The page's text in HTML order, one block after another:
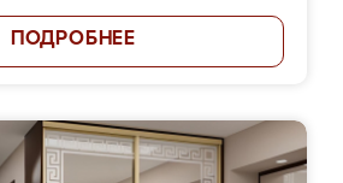
ПОДРОБНЕЕ